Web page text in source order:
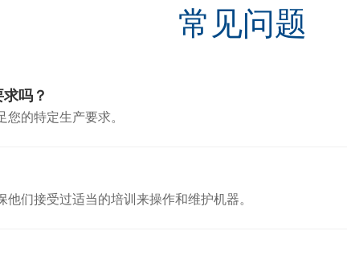
常见问题
吗？
的特定生产要求。
们接受过适当的培训来操作和维护机器。